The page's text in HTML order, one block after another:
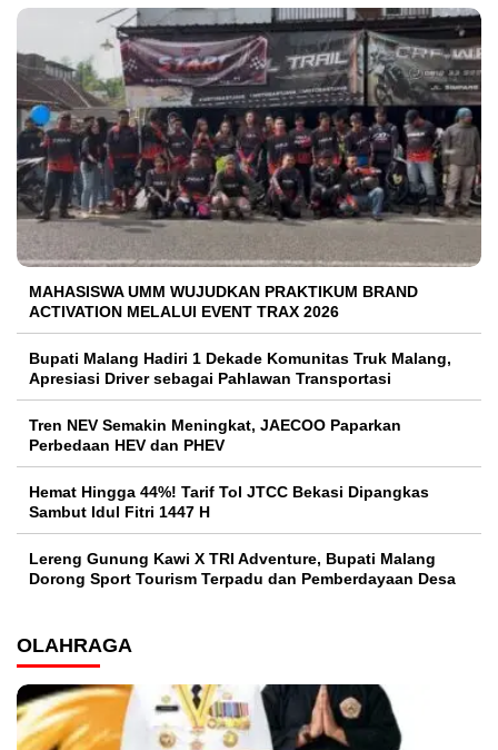
MAHASISWA UMM WUJUDKAN PRAKTIKUM BRAND
ACTIVATION MELALUI EVENT TRAX 2026
Bupati Malang Hadiri 1 Dekade Komunitas Truk Malang,
Apresiasi Driver sebagai Pahlawan Transportasi
Tren NEV Semakin Meningkat, JAECOO Paparkan
Perbedaan HEV dan PHEV
Hemat Hingga 44%! Tarif Tol JTCC Bekasi Dipangkas
Sambut Idul Fitri 1447 H
Lereng Gunung Kawi X TRI Adventure, Bupati Malang
Dorong Sport Tourism Terpadu dan Pemberdayaan Desa
OLAHRAGA